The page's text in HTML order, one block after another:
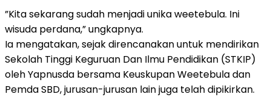
”Kita sekarang sudah menjadi unika weetebula. Ini
wisuda perdana,” ungkapnya.
Ia mengatakan, sejak direncanakan untuk mendirikan
Sekolah Tinggi Keguruan Dan Ilmu Pendidikan (STKIP)
oleh Yapnusda bersama Keuskupan Weetebula dan
Pemda SBD, jurusan-jurusan lain juga telah dipikirkan.